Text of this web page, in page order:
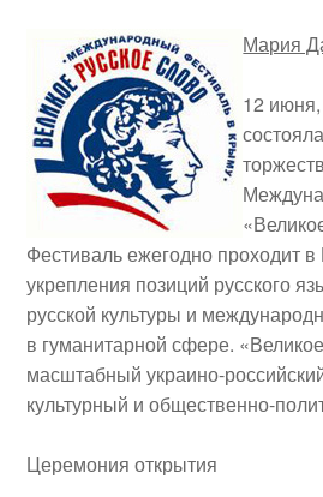
Мария
12
Фестиваль ежегодно проходит
укрепления позиций русского
русской культуры и
в гуманитарной сфере.
масштабный украино-
культурный и общественно-
Церемония открытия